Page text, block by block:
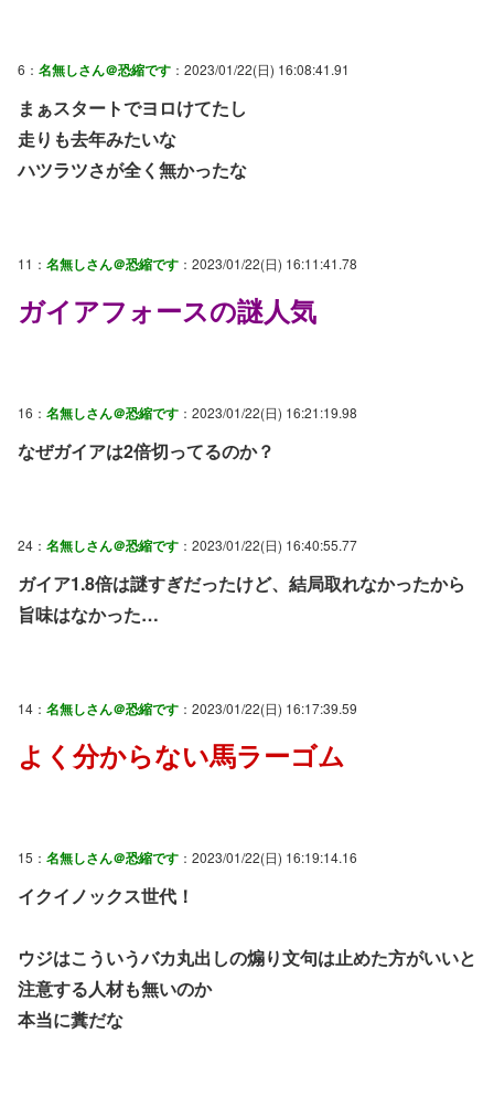
6： 名無しさん＠恐縮です ：2023/01/22(日) 16:08:41.91
まぁスタートでヨロけてたし
走りも去年みたいな
ハツラツさが全く無かったな
11： 名無しさん＠恐縮です ：2023/01/22(日) 16:11:41.78
ガイアフォースの謎人気
16： 名無しさん＠恐縮です ：2023/01/22(日) 16:21:19.98
なぜガイアは2倍切ってるのか？
24： 名無しさん＠恐縮です ：2023/01/22(日) 16:40:55.77
ガイア1.8倍は謎すぎだったけど、結局取れなかったから
旨味はなかった…
14： 名無しさん＠恐縮です ：2023/01/22(日) 16:17:39.59
よく分からない馬ラーゴム
15： 名無しさん＠恐縮です ：2023/01/22(日) 16:19:14.16
イクイノックス世代！
ウジはこういうバカ丸出しの煽り文句は止めた方がいいと
注意する人材も無いのか
本当に糞だな